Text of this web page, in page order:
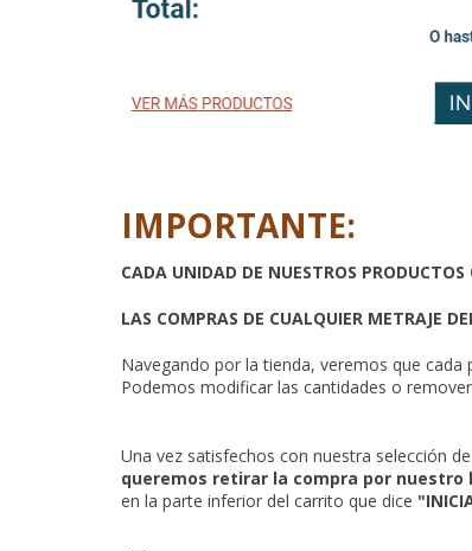
IMPORTANTE:
CADA UNIDAD DE NUESTROS
LAS COMPRAS DE CUALQUIER METRAJE
Navegando por la tienda, veremos que
Podemos modificar las cantidades o
Una vez satisfechos con nuestra selección
queremos retirar la compra por nuestro
en la parte inferior del carrito que dice